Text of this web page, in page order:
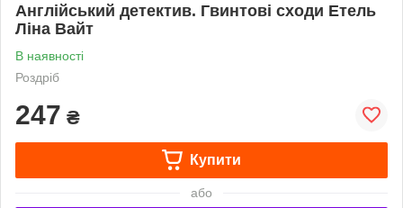
Англійський детектив. Гвинтові сходи Етель
Ліна Вайт
В наявності
Роздріб
247 ₴
Купити
або